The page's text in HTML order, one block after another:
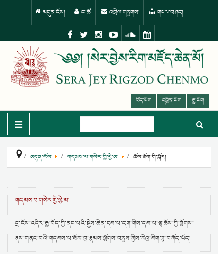
མདུན་ངོས། ང་ཚོ། འབྲེལ་གཏུགས། གསལ་བཤད།
བོད་ཡིག དབྱིན་ཡིག རྒྱ་ཡིག
≡
མདུན་ངོས། གདམས་པ་གསེར་གྱི་ཕྱེ་མ། ཆོས་ཐོག་གི་སྐོར།
གདམས་པ་གསེར་གྱི་ཕྱེ་མ།
དྲ་ངོས་འདིར་རྒྱ་བོད་ཀྱི་ནང་པའི་སྐྱེས་ཆེན་དམ་པ་དག་གིས་དམ་པ་ལྷ་ཆོས་ཀྱི་ཕྱོགས་
ནས་གནང་བའི་གདམས་པ་ཐོར་བུ་རྣམས་ཕྱོགས་བཏུས་ཀྱིས་རེའུ་མིག་ཏུ་བཀོད་ཡོད།